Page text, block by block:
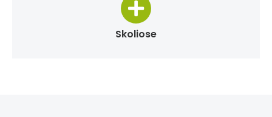
Skoliose